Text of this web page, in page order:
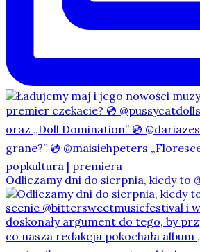
Odliczamy dni do sierpnia, kiedy to